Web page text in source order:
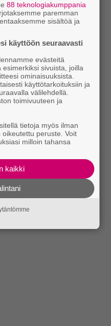
88 teknologiakumppania
paremman
sisältöä ja
käyttöön seuraavasti
evästeitä
sivuista, joilla
ominaisuuksista.
käyttötarkoituksiin ja
välilehdellä.
toimivuuteen ja
tietoja myös ilman
peruste. Voit
milloin tahansa
kaikki